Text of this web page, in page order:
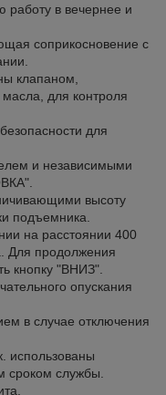
в вечернее и
соприкосновение с
клапаном,
для контроля
для
и независимыми
высоту
подъемника.
на расстоянии 400
Для продолжения
кнопку "ВНИЗ".
опускания
в случае отключения
использованы
сроком службы.